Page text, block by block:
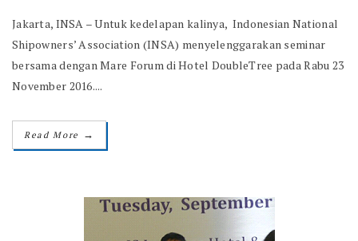
Jakarta, INSA – Untuk kedelapan kalinya, Indonesian National
Shipowners’ Association (INSA) menyelenggarakan seminar
bersama dengan Mare Forum di Hotel DoubleTree pada Rabu 23
November 2016....
Read More →